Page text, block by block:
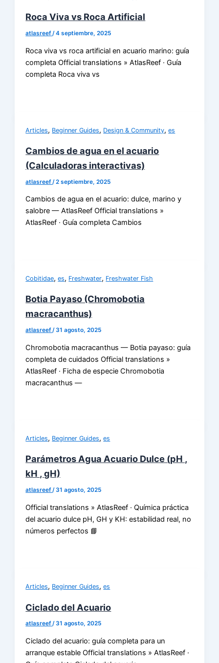
Roca Viva vs Roca Artificial
atlasreef/4 septiembre, 2025
Roca viva vs roca artificial en acuario marino: guía
completa Official translations » AtlasReef · Guía
completa Roca viva vs
Articles, Beginner Guides, Design & Community,es
Cambios de agua en el acuario
(Calculadoras interactivas)
atlasreef /2 septiembre, 2025
Cambios de agua en el acuario: dulce, marino y
salobre — AtlasReef Official translations »
AtlasReef · Guía completa Cambios
Cobitidae,es, Freshwater, Freshwater Fish
Botia Payaso (Chromobotia
macracanthus)
atlasreef/31 agosto, 2025
Chromobotia macracanthus — Botia payaso: guía
completa de cuidados Official translations »
AtlasReef · Ficha de especie Chromobotia
macracanthus —
Articles, Beginner Guides,es
Parámetros Agua Acuario Dulce (pH ,
kH , gH)
atlasreef/31 agosto, 2025
Official translations » AtlasReef · Química práctica
del acuario dulce pH, GH y KH: estabilidad real, no
números perfectos 📘
Articles, Beginner Guides,es
Ciclado del Acuario
atlasreef/31 agosto, 2025
Ciclado del acuario: guía completa para un
arranque estable Official translations » AtlasReef ·